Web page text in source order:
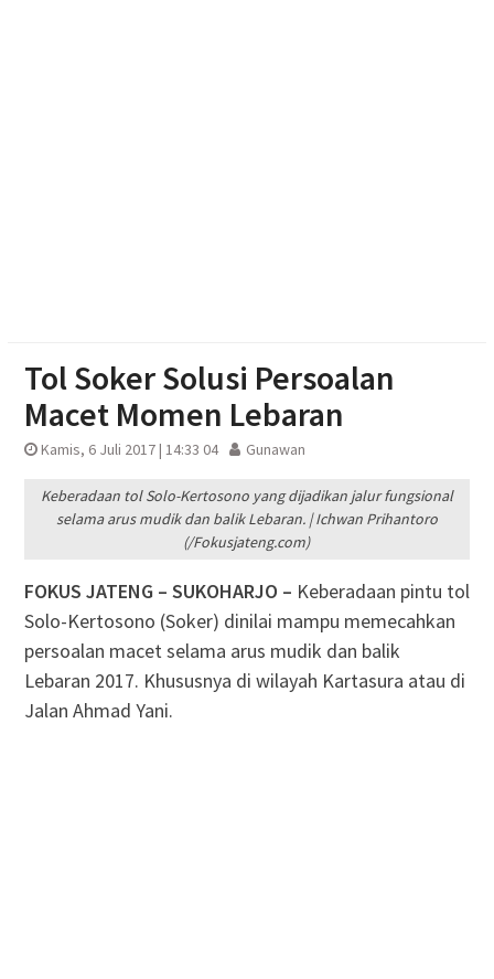
Tol Soker Solusi Persoalan
Macet Momen Lebaran
Kamis, 6 Juli 2017 | 14:33 04 Gunawan
Keberadaan tol Solo-Kertosono yang dijadikan jalur fungsional
selama arus mudik dan balik Lebaran. | Ichwan Prihantoro
(/Fokusjateng.com)
FOKUS JATENG – SUKOHARJO – Keberadaan pintu tol
Solo-Kertosono (Soker) dinilai mampu memecahkan
persoalan macet selama arus mudik dan balik
Lebaran 2017. Khususnya di wilayah Kartasura atau di
Jalan Ahmad Yani.